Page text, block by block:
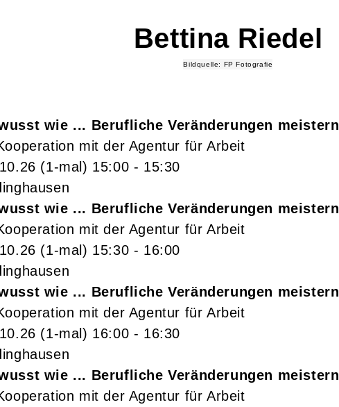
Bettina Riedel
Bildquelle: FP Fotografie
wie ... Berufliche Veränderungen meistern
mit der Agentur für Arbeit
(1-mal) 15:00 - 15:30
wie ... Berufliche Veränderungen meistern
mit der Agentur für Arbeit
(1-mal) 15:30 - 16:00
wie ... Berufliche Veränderungen meistern
mit der Agentur für Arbeit
(1-mal) 16:00 - 16:30
wie ... Berufliche Veränderungen meistern
mit der Agentur für Arbeit